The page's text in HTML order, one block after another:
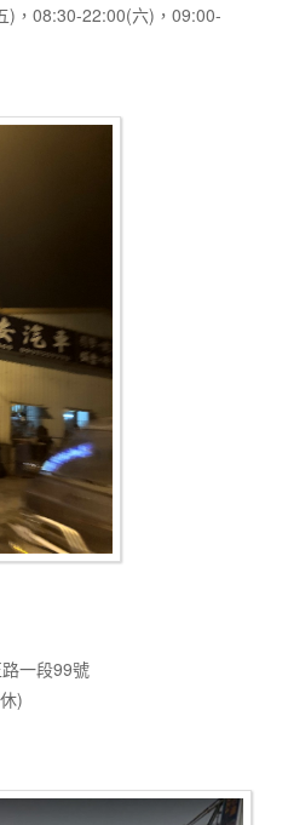
)，08:30-22:00(六)，09:00-
一段99號
)